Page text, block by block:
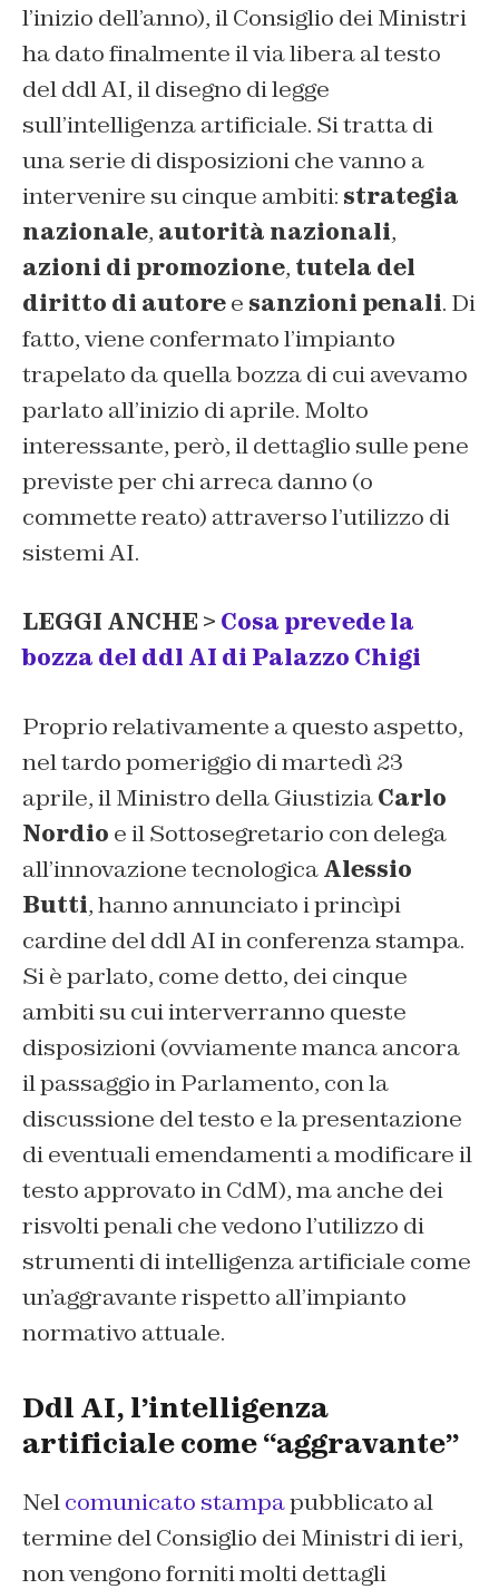
l’inizio dell’anno), il Consiglio dei Ministri
ha dato finalmente il via libera al testo
del ddl AI, il disegno di legge
sull’intelligenza artificiale. Si tratta di
una serie di disposizioni che vanno a
intervenire su cinque ambiti: strategia
nazionale, autorità nazionali,
azioni di promozione, tutela del
diritto di autoree sanzioni penali. Di
fatto, viene confermato l’impianto
trapelato da quella bozza di cui avevamo
parlato all’inizio di aprile. Molto
interessante, però, il dettaglio sulle pene
previste per chi arreca danno (o
commette reato) attraverso l’utilizzo di
sistemi AI.
LEGGI ANCHE > Cosa prevede la
bozza del ddl AI di Palazzo Chigi
Proprio relativamente a questo aspetto,
nel tardo pomeriggio di martedì 23
aprile, il Ministro della GiustiziaCarlo
Nordio e il Sottosegretario con delega
all’innovazione tecnologicaAlessio
Butti, hanno annunciato i princìpi
cardine del ddl AI in conferenza stampa.
Si è parlato, come detto, dei cinque
ambiti su cui interverranno queste
disposizioni (ovviamente manca ancora
il passaggio in Parlamento, con la
discussione del testo e la presentazione
di eventuali emendamenti a modificare il
testo approvato in CdM), ma anche dei
risvolti penali che vedono l’utilizzo di
strumenti di intelligenza artificiale come
un’aggravante rispetto all’impianto
normativo attuale.
Ddl AI, l’intelligenza
artificiale come “aggravante”
Nelcomunicato stampapubblicato al
termine del Consiglio dei Ministri di ieri,
non vengono forniti molti dettagli